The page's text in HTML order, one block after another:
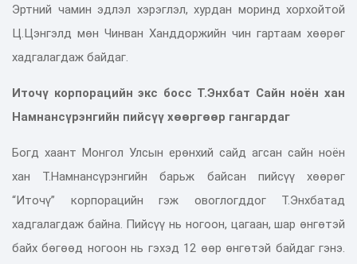
Эртний чамин эдлэл хэрэглэл, хурдан моринд хорхойтой
Ц.Цэнгэлд мөн Чинван Ханддоржийн чин гартаам хөөрөг
хадгалагдаж байдаг.
Иточү корпорацийн экс босс Т.Энхбат Сайн ноён хан
Намнансүрэнгийн пийсүү хөөргөөр гангардаг
Богд хаант Монгол Улсын ерөнхий сайд агсан сайн ноён
хан Т.Намнансүрэнгийн барьж байсан пийсүү хөөрөг
“Иточү” корпорацийн гэж овоглогддог Т.Энхбатад
хадгалагдаж байна. Пийсүү нь ногоон, цагаан, шар өнгөтэй
байх бөгөөд ногоон нь гэхэд 12 өөр өнгөтэй байдаг гэнэ.